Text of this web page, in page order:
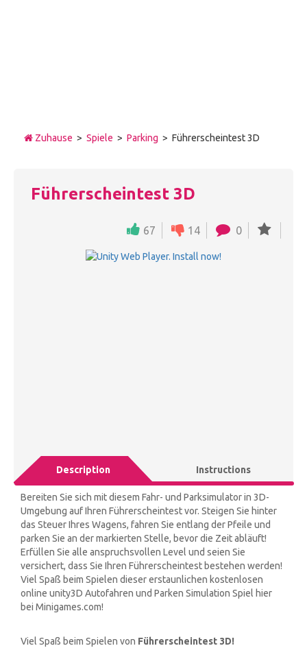
Zuhause > Spiele > Parking > Führerscheintest 3D
Führerscheintest 3D
67 14 0
Description Instructions
Bereiten Sie sich mit diesem Fahr- und Parksimulator in 3D-
Umgebung auf Ihren Führerscheintest vor. Steigen Sie hinter
das Steuer Ihres Wagens, fahren Sie entlang der Pfeile und
parken Sie an der markierten Stelle, bevor die Zeit abläuft!
Erfüllen Sie alle anspruchsvollen Level und seien Sie
versichert, dass Sie Ihren Führerscheintest bestehen werden!
Viel Spaß beim Spielen dieser erstaunlichen kostenlosen
online unity3D Autofahren und Parken Simulation Spiel hier
bei Minigames.com!
Viel Spaß beim Spielen von Führerscheintest 3D!